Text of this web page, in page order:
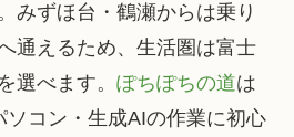
みずほ台・鶴瀬からは乗り
通えるため、生活圏は富士
選べます。 ぽちぽちの道は
コン・生成AIの作業に初心